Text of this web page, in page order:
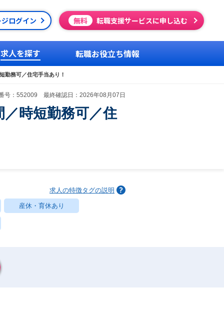
ログイン 無料 転職支援サービスに申し込む
求人を探す 転職お役立ち情報
勤務可／住宅手当あり！
号：552009 最終確認日：2026年08月07日
時短勤務可／住
求人の特徴タグの説明
産休・育休あり